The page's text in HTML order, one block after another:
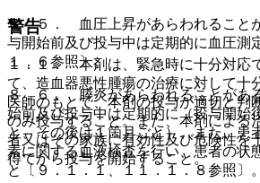
８．５． 血圧上昇があらわれること
与開始前及び投与中は定期的に血圧測
１．６参照〕。
８．６． 膵炎があらわれることがあ
始前及び投与中は定期的に（投与開始
と、その後は１箇月ごと）、また、患
素に関する血液検査を行い、患者の状
と〔９．１．１、１１．１．８参照〕。
警告
１．１． 本剤は、緊急時に十分対応
て、造血器悪性腫瘍の治療に対して十
医師のもとで、本剤の投与が適切と判
のみ投与すること。また、本剤による
者又はその家族に有効性及び危険性を
得てから投与を開始すること。